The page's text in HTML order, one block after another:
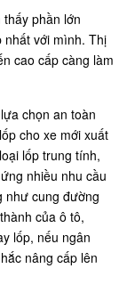
phần lớn
nhất với mình. Thị
cao cấp càng làm
chọn an toàn
cho xe mới xuất
lốp trung tính,
nhiều nhu cầu
như cung đường
của ô tô,
lốp, nếu ngân
nâng cấp lên